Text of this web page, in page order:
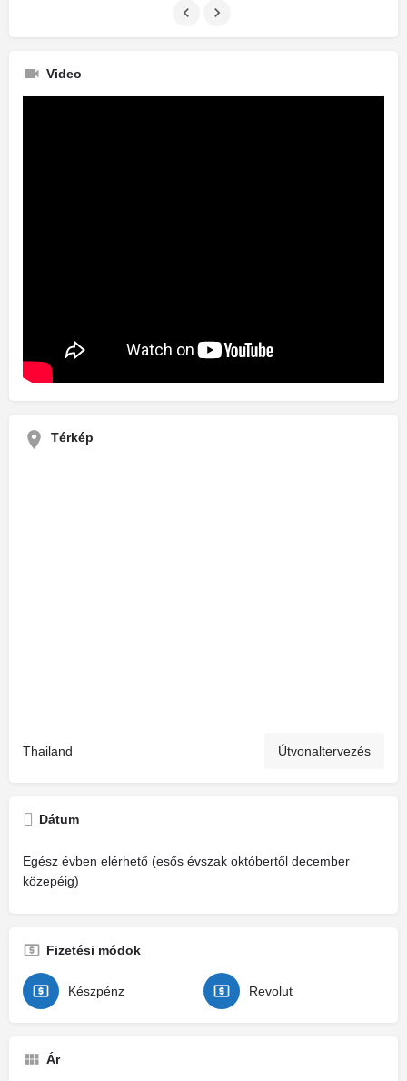
Video
Térkép
Thailand Útvonaltervezés
Dátum
Egész évben elérhető (esős évszak októbertől december
közepéig)
Fizetési módok
Készpénz Revolut
Ár